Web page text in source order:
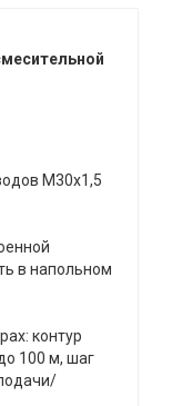
M30x1,5
в напольном
контур
100 м, шаг